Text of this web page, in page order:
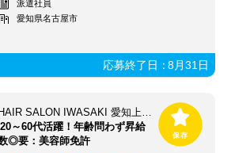
派遣社員
愛知県名古屋市
応募終了日：8月31日
株式会社ハクブン HAIR SALON IWASAKI 愛知上野台店
～60代活躍！年齢問わず昇給
◎要：美容師免許